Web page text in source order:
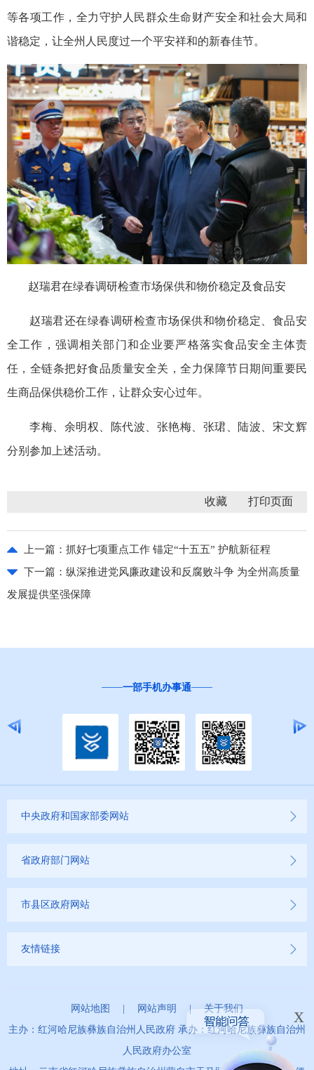
等各项工作，全力守护人民群众生命财产安全和社会大局和
谐稳定，让全州人民度过一个平安祥和的新春佳节。
赵瑞君在绿春调研检查市场保供和物价稳定及食品安
赵瑞君还在绿春调研检查市场保供和物价稳定、食品安
全工作，强调相关部门和企业要严格落实食品安全主体责
任，全链条把好食品质量安全关，全力保障节日期间重要民
生商品保供稳价工作，让群众安心过年。
李梅、余明权、陈代波、张艳梅、张珺、陆波、宋文辉
分别参加上述活动。
收藏
上一篇： 抓好七项重点工作 锚定“十五五” 护航新征程
下一篇： 纵深推进党风廉政建设和反腐败斗争 为全州高质量
发展提供坚强保障
“互联网+督查”
中央政府和国家部委网站
省政府部门网站
市县区政府网站
友情链接
网站地图 | 网站声明 | 关于我们
主办：红河哈尼族彝族自治州人民政府 承办：红河哈尼族彝族自治州
人民政府办公室
x